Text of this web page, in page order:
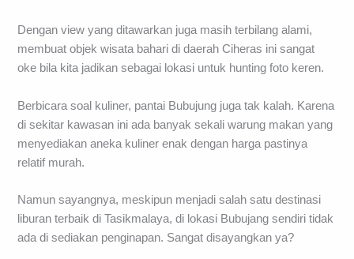
Dengan view yang ditawarkan juga masih terbilang alami,
membuat objek wisata bahari di daerah Ciheras ini sangat
oke bila kita jadikan sebagai lokasi untuk hunting foto keren.
Berbicara soal kuliner, pantai Bubujung juga tak kalah. Karena
di sekitar kawasan ini ada banyak sekali warung makan yang
menyediakan aneka kuliner enak dengan harga pastinya
relatif murah.
Namun sayangnya, meskipun menjadi salah satu destinasi
liburan terbaik di Tasikmalaya, di lokasi Bubujang sendiri tidak
ada di sediakan penginapan. Sangat disayangkan ya?